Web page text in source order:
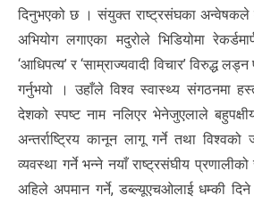
दिनुभएको छ । संयुक्त राष्ट्रसंघका अन्वेषकले
अभियोग लगाएका मदुरोले भिडियोमा
‘आधिपत्य’ र ‘साम्राज्यवादी विचार’ विरुद्ध
गर्नुभयो । उहाँले विश्व स्वास्थ्य संगठनमा
देशको स्पष्ट नाम नलिएर भेनेजुएलाले
अन्तर्राष्ट्रिय कानून लागू गर्ने तथा
व्यवस्था गर्ने भन्ने नयाँ राष्ट्रसंघीय
अहिले अपमान गर्ने, डब्ल्यूएचओलाई धम्की